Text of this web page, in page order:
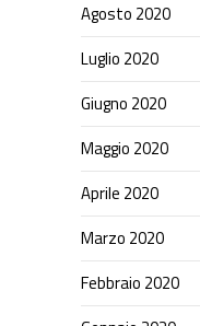
Agosto 2020
Luglio 2020
Giugno 2020
Maggio 2020
Aprile 2020
Marzo 2020
Febbraio 2020